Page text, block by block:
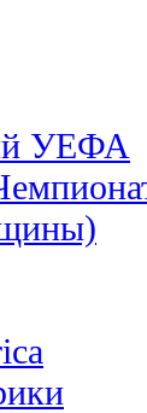
УЕФА